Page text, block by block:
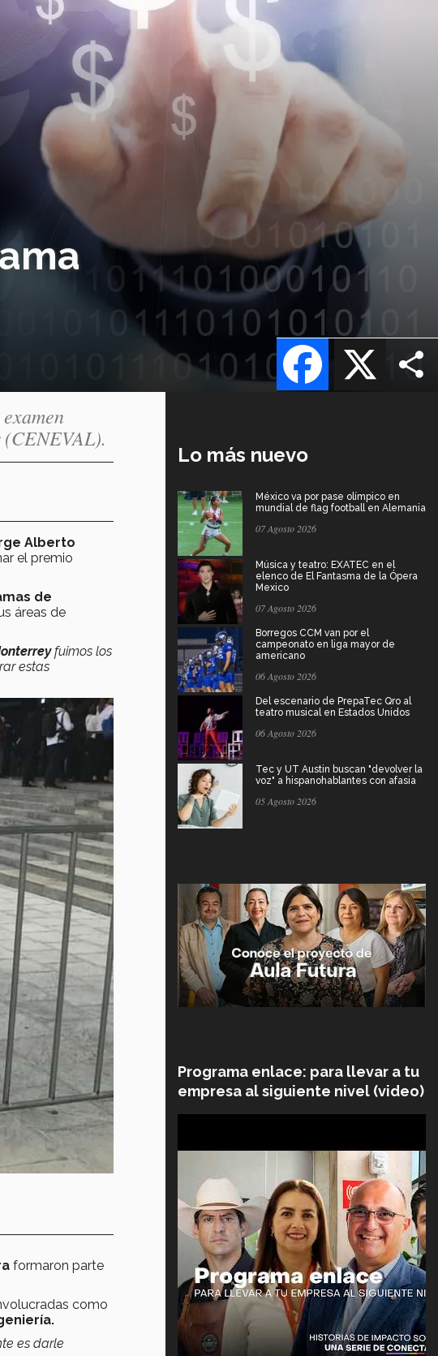
X
Facebook
Alberto
el premio
de
áreas de
fuimos los
estas
formaron parte
como
es darle
Lo más nuevo
México va por pase olímpico en
mundial de flag football en Alemania
07 Agosto 2026
Música y teatro: EXATEC en el
elenco de El Fantasma de la Ópera
Mexico
07 Agosto 2026
Borregos CCM van por el
campeonato en liga mayor de
americano
06 Agosto 2026
Del escenario de PrepaTec Qro al
teatro musical en Estados Unidos
06 Agosto 2026
Tec y UT Austin buscan "devolver la
voz" a hispanohablantes con afasia
05 Agosto 2026
Programa enlace: para llevar a tu
empresa al siguiente nivel (video)